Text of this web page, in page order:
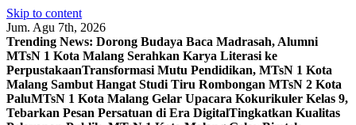
Skip to content
Jum. Agu 7th, 2026
Trending News: Dorong Budaya Baca Madrasah, Alumni
MTsN 1 Kota Malang Serahkan Karya Literasi ke
PerpustakaanTransformasi Mutu Pendidikan, MTsN 1 Kota
Malang Sambut Hangat Studi Tiru Rombongan MTsN 2 Kota
PaluMTsN 1 Kota Malang Gelar Upacara Kokurikuler Kelas 9,
Tebarkan Pesan Persatuan di Era DigitalTingkatkan Kualitas